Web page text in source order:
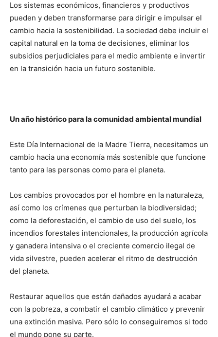
Los sistemas económicos, financieros y productivos
pueden y deben transformarse para dirigir e impulsar el
cambio hacia la sostenibilidad. La sociedad debe incluir el
capital natural en la toma de decisiones, eliminar los
subsidios perjudiciales para el medio ambiente e invertir
en la transición hacia un futuro sostenible.
Un año histórico para la comunidad ambiental mundial
Este Día Internacional de la Madre Tierra, necesitamos un
cambio hacia una economía más sostenible que funcione
tanto para las personas como para el planeta.
Los cambios provocados por el hombre en la naturaleza,
así como los crímenes que perturban la biodiversidad;
como la deforestación, el cambio de uso del suelo, los
incendios forestales intencionales, la producción agrícola
y ganadera intensiva o el creciente comercio ilegal de
vida silvestre, pueden acelerar el ritmo de destrucción
del planeta.
Restaurar aquellos que están dañados ayudará a acabar
con la pobreza, a combatir el cambio climático y prevenir
una extinción masiva. Pero sólo lo conseguiremos si todo
el mundo pone su parte.